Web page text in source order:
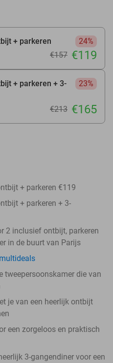
+ parkeren
24%
€157 €119
+ parkeren + 3-
23%
€213 €165
+ parkeren €119
+ parkeren + 3-
2 inclusief ontbijt, parkeren
in de buurt van Parijs
tweepersoonskamer die van
je van een heerlijk ontbijt
een zorgeloos en praktisch
3-gangendiner voor een